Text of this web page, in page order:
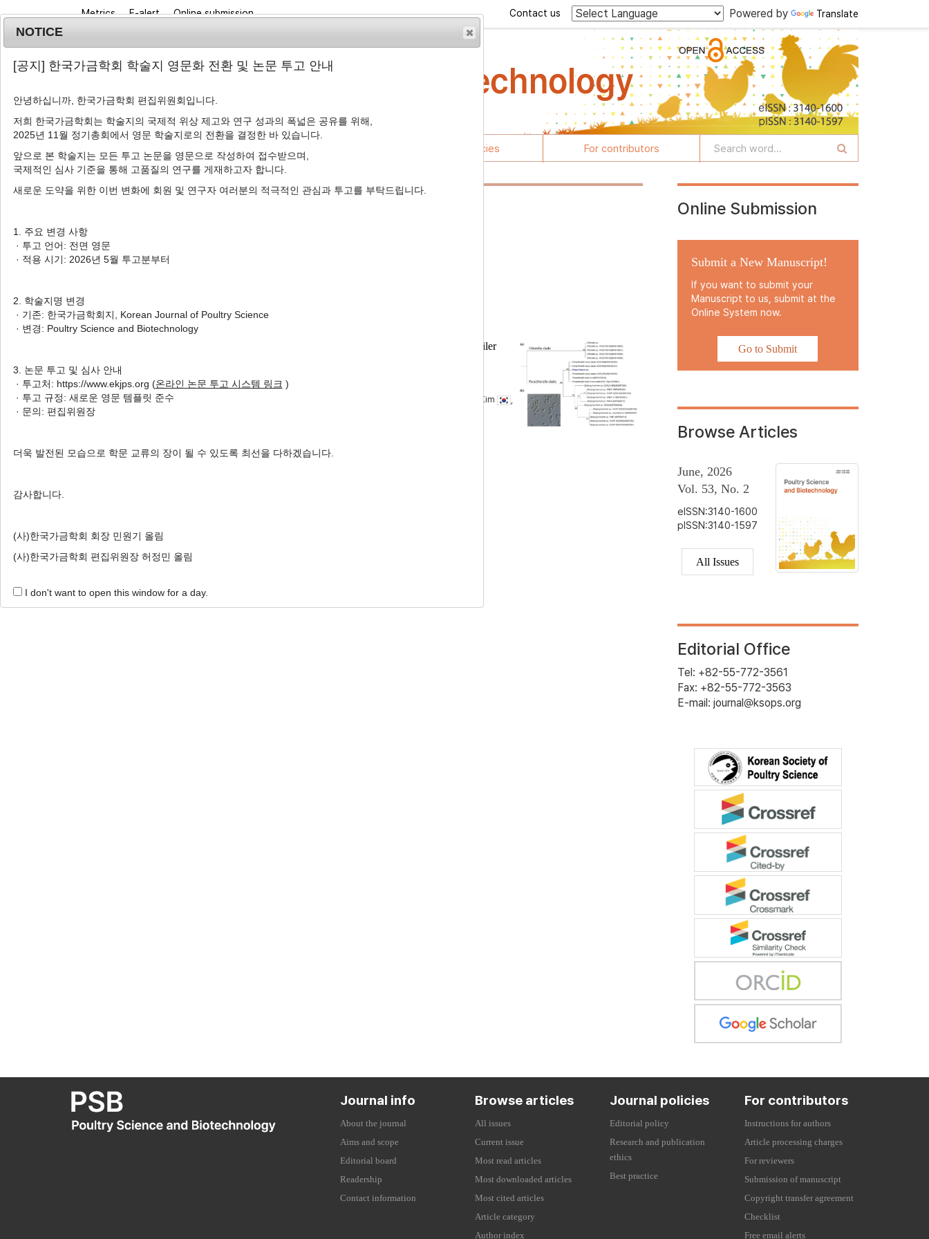
Metrics E-alert Online submission Powered by Translate
Contact us
Journal info Browse articles Journal policies For contributors
Author: Hyo Gun Lee
1 Articles are founded.
sp.) to Pre-starter Diet for Broiler
초기 육계 사료내 토착미세조류(Parachlorellasp.) 첨가에 따른 성장 및 면역반응 변화
Su Hyun An , Sang Seok Joo , Myunghoo Kim
Changsu Kong
Korean J. Poult. Sci. 2020;47(1):49-59.
Online Submission
Submit a New Manuscript!
If you want to submit your
Manuscript to us, submit at the
Online System now.
Go to Submit
Browse Articles
June, 2026
Vol. 53, No. 2
eISSN:3140-1600
pISSN:3140-1597
All Issues
Editorial Office
Tel: +82-55-772-3561
Fax: +82-55-772-3563
E-mail: journal@ksops.org
Journal info
About the journal
Aims and scope
Editorial board
Readership
Contact information
Browse articles
All issues
Current issue
Most read articles
Most downloaded articles
Most cited articles
Article category
Author index
Journal policies
Editorial policy
Research and publication
ethics
Best practice
For contributors
Instructions for authors
Article processing charges
For reviewers
Submission of manuscript
Copyright transfer agreement
Checklist
Free email alerts
NOTICE
[공지] 한국가금학회 학술지 영문화 전환 및 논문 투고 안내
안녕하십니까, 한국가금학회 편집위원회입니다.
저희 한국가금학회는 학술지의 국제적 위상 제고와 연구 성과의 폭넓은 공유를 위해,
2025년 11월 정기총회에서 영문 학술지로의 전환을 결정한 바 있습니다.
앞으로 본 학술지는 모든 투고 논문을 영문으로 작성하여 접수받으며,
국제적인 심사 기준을 통해 고품질의 연구를 게재하고자 합니다.
새로운 도약을 위한 이번 변화에 회원 및 연구자 여러분의 적극적인 관심과 투고를 부탁드립니다.
1. 주요 변경 사항
· 투고 언어: 전면 영문
· 적용 시기: 2026년 5월 투고분부터
2. 학술지명 변경
· 기존: 한국가금학회지, Korean Journal of Poultry Science
· 변경: Poultry Science and Biotechnology
3. 논문 투고 및 심사 안내
· 투고처: https://www.ekjps.org (온라인 논문 투고 시스템 링크 )
· 투고 규정: 새로운 영문 템플릿 준수
· 문의: 편집위원장
더욱 발전된 모습으로 학문 교류의 장이 될 수 있도록 최선을 다하겠습니다.
감사합니다.
(사)한국가금학회 회장 민원기 올림
(사)한국가금학회 편집위원장 허정민 올림
I don't want to open this window for a day.